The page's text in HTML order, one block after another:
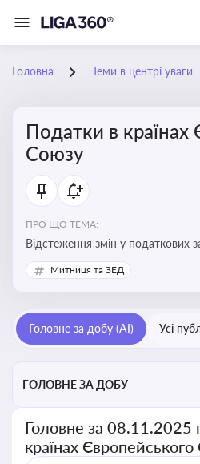
Головна Теми в центрі уваги
Податки в країнах
Союзу
ПРО ЩО ТЕМА:
Відстеження змін у податкових
країн ЄС. Моніторинг кейсів, що
процеси та фінансову звітність
Митниця та ЗЕД
Головне за добу (AI) Усі
ГОЛОВНЕ ЗА ДОБУ
Головне за 08.11.2025
країнах